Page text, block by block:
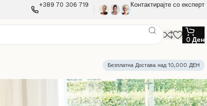
+389 70 306 719 Контактирајте со експерт
0 Ден
Безплатна Достава над 10,000 ДЕН